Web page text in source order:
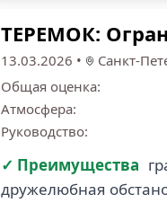
ТЕРЕМОК:
13.03.2026 • Санкт-
Общая оценка:
Атмосфера:
Руководство:
✓ Преимущества
дружелюбная